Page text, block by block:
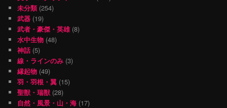
未分類(254)
武器 (19)
武者・豪傑・英雄(8)
水中生物 (48)
神話 (5)
線・ラインのみ (3)
縁起物 (49)
羽・羽根・翼 (15)
聖獣・瑞獣 (28)
自然・風景・山・海 (17)